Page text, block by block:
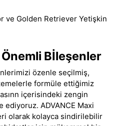
Bİleşenler
özenle seçilmiş,
formüle ettiğimiz
içerisindeki zengin
ediyoruz. ADVANCE Maxi
olarak kolayca sindirilebilir